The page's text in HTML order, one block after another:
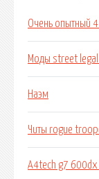
Очень опытный
Моды street legal
Наэм
Читы rogue
A4tech g7